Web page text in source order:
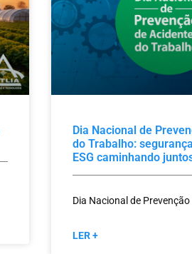
Dia Nacional de
do Trabalho:
ESG caminhando
Dia Nacional de Prevenção
LER +